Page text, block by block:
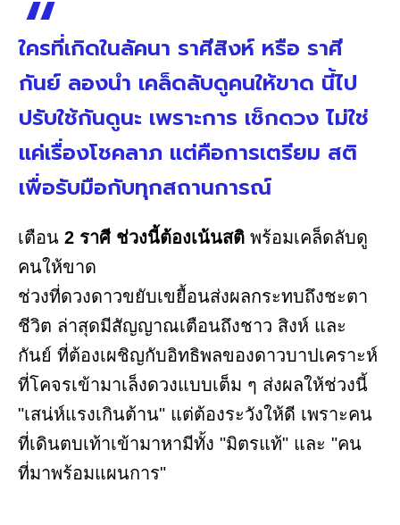
ใครที่เกิดในลัคนา ราศีสิงห์ หรือ ราศี
กันย์ ลองนำ เคล็ดลับดูคนให้ขาด นี้ไป
ปรับใช้กันดูนะ เพราะการ เช็กดวง ไม่ใช่
แค่เรื่องโชคลาภ แต่คือการเตรียม สติ
เพื่อรับมือกับทุกสถานการณ์
เตือน 2 ราศี ช่วงนี้ต้องเน้นสติ พร้อมเคล็ดลับดู
คนให้ขาด
ช่วงที่ดวงดาวขยับเขยื้อนส่งผลกระทบถึงชะตา
ชีวิต ล่าสุดมีสัญญาณเตือนถึงชาว สิงห์ และ
กันย์ ที่ต้องเผชิญกับอิทธิพลของดาวบาปเคราะห์
ที่โคจรเข้ามาเล็งดวงแบบเต็ม ๆ ส่งผลให้ช่วงนี้
"เสน่ห์แรงเกินต้าน" แต่ต้องระวังให้ดี เพราะคน
ที่เดินตบเท้าเข้ามาหามีทั้ง "มิตรแท้" และ "คน
ที่มาพร้อมแผนการ"